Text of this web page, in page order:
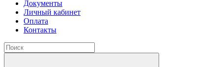
Документы
Личный кабинет
Оплата
Контакты